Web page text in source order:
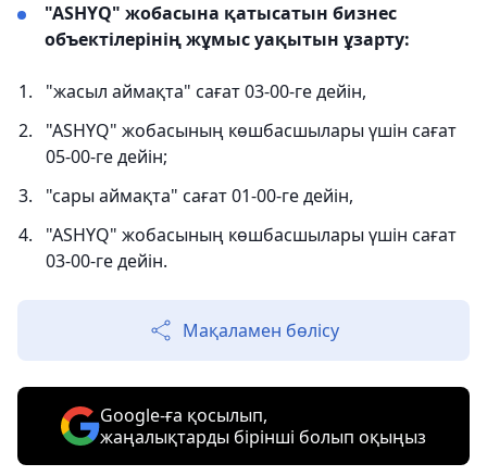
"ASHYQ" жобасына қатысатын бизнес
объектілерінің жұмыс уақытын ұзарту:
"жасыл аймақта" сағат 03-00-ге дейін,
"ASHYQ" жобасының көшбасшылары үшін сағат
05-00-ге дейін;
"сары аймақта" сағат 01-00-ге дейін,
"ASHYQ" жобасының көшбасшылары үшін сағат
03-00-ге дейін.
Мақаламен бөлісу
Google-ға қосылып,
жаңалықтарды бірінші болып оқыңыз